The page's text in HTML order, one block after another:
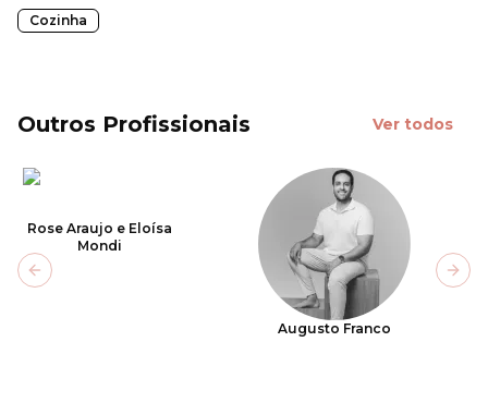
Cozinha
Outros Profissionais Ver todos
Rose Araujo e Eloísa
Mondi
Augusto Franco
Previous slide